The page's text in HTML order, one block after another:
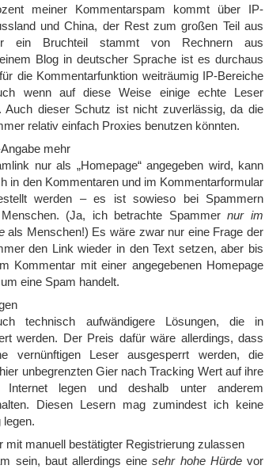
meiner Kommentarspam kommt über IP-
und China, der Rest zum großen Teil aus
ein Bruchteil stammt von Rechnern aus
Blog in deutscher Sprache ist es durchaus
die Kommentarfunktion weiträumig IP-Bereiche
wenn auf diese Weise einige echte Leser
Auch dieser Schutz ist nicht zuverlässig, da die
relativ einfach Proxies benutzen könnten.
mehr
nur als „Homepage“ angegeben wird, kann
in den Kommentaren und im Kommentarformular
werden – es ist sowieso bei Spammern
(Ja, ich betrachte Spammernur im
als Menschen!) Es wäre zwar nur eine Frage der
den Link wieder in den Text setzen, aber bis
Kommentar mit einer angegebenen Homepage
eine Spam handelt.
technisch aufwändigere Lösungen, die in
werden. Der Preis dafür wäre allerdings, dass
vernünftigen Leser ausgesperrt werden, die
unbegrenzten Gier nach Tracking Wert auf ihre
Internet legen und deshalb unter anderem
Diesen Lesern mag zumindest ich keine
legen.
mit manuell bestätigter Registrierung zulassen
sein, baut allerdings einesehr hohe Hürdevor